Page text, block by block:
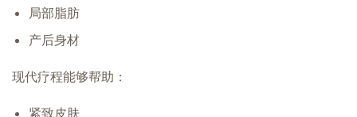
局部脂肪
产后身材
现代疗程能够帮助：
紧致皮肤